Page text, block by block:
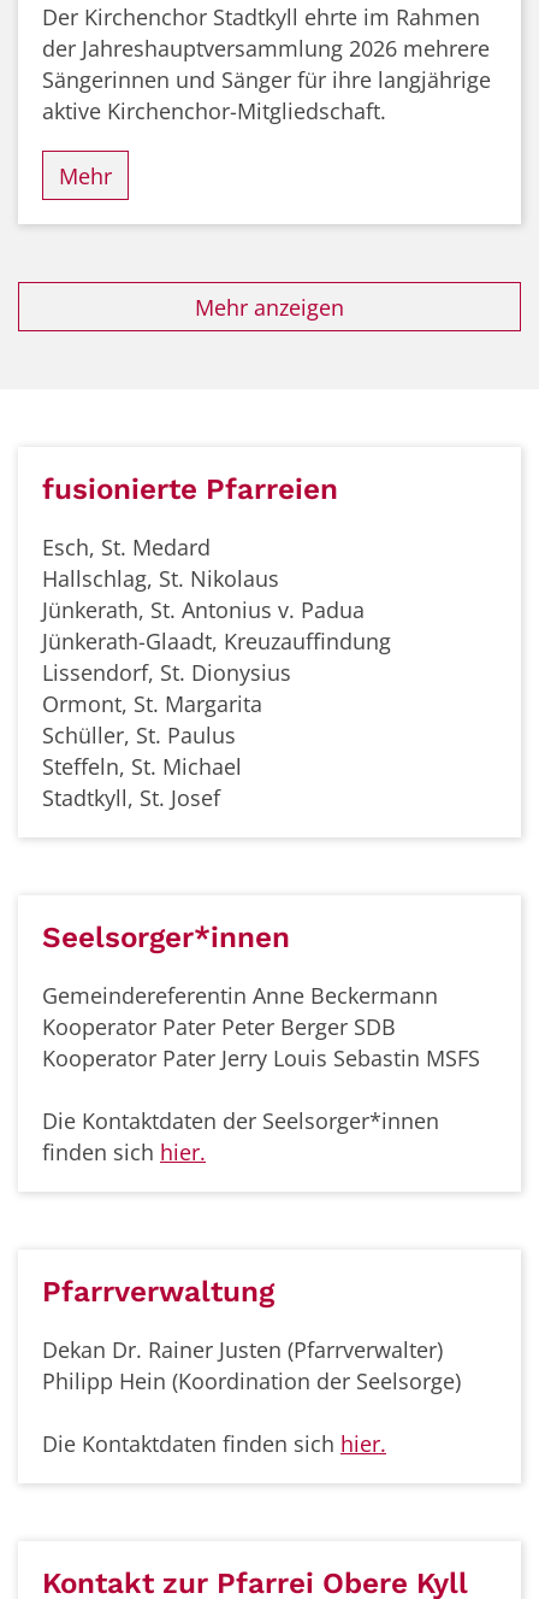
Der Kirchenchor Stadtkyll ehrte im Rahmen
der Jahreshauptversammlung 2026 mehrere
Sängerinnen und Sänger für ihre langjährige
aktive Kirchenchor-Mitgliedschaft.
Mehr
Mehr anzeigen
fusionierte Pfarreien
Esch, St. Medard
Hallschlag, St. Nikolaus
Jünkerath, St. Antonius v. Padua
Jünkerath-Glaadt, Kreuzauffindung
Lissendorf, St. Dionysius
Ormont, St. Margarita
Schüller, St. Paulus
Steffeln, St. Michael
Stadtkyll, St. Josef
Seelsorger*innen
Gemeindereferentin Anne Beckermann
Kooperator Pater Peter Berger SDB
Kooperator Pater Jerry Louis Sebastin MSFS
Die Kontaktdaten der Seelsorger*innen
finden sich hier.
Pfarrverwaltung
Dekan Dr. Rainer Justen (Pfarrverwalter)
Philipp Hein (Koordination der Seelsorge)
Die Kontaktdaten finden sich hier.
Kontakt zur Pfarrei Obere Kyll